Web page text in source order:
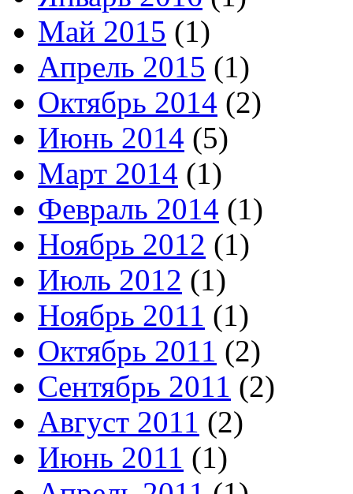
Май 2015 (1)
Апрель 2015 (1)
Октябрь 2014 (2)
Июнь 2014 (5)
Март 2014 (1)
Февраль 2014 (1)
Ноябрь 2012 (1)
Июль 2012 (1)
Ноябрь 2011 (1)
Октябрь 2011 (2)
Сентябрь 2011 (2)
Август 2011 (2)
Июнь 2011 (1)